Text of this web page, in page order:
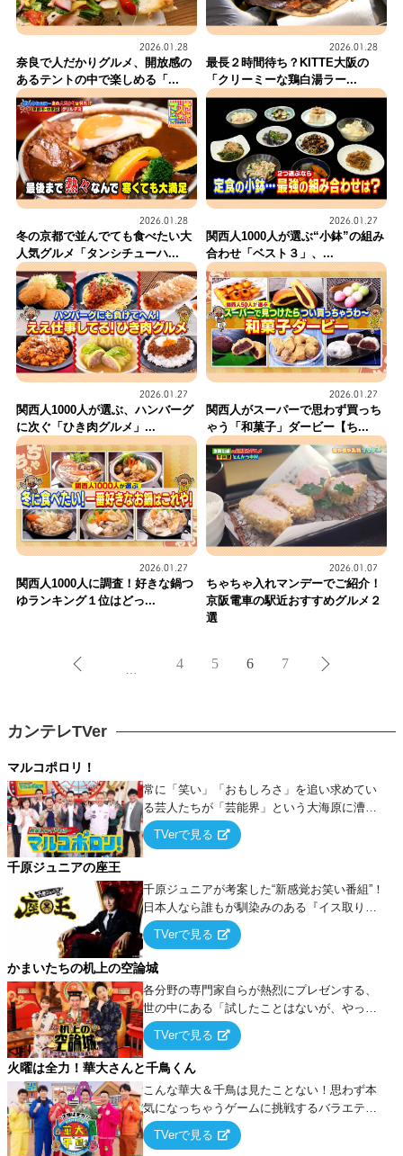
2026.01.28
奈良で人だかりグルメ、開放感の
あるテントの中で楽しめる「...
2026.01.28
最長２時間待ち？KITTE大阪の
「クリーミーな鶏白湯ラー...
2026.01.28
冬の京都で並んでても食べたい大
人気グルメ「タンシチューハ...
2026.01.27
関西人1000人が選ぶ“小鉢”の組み
合わせ「ベスト３」、...
2026.01.27
関西人1000人が選ぶ、ハンバーグ
に次ぐ「ひき肉グルメ」...
2026.01.27
関西人がスーパーで思わず買っち
ゃう「和菓子」ダービー【ち...
2026.01.27
関西人1000人に調査！好きな鍋つ
ゆランキング１位はどっ...
2026.01.07
ちゃちゃ入れマンデーでご紹介！
京阪電車の駅近おすすめグルメ２
選
4 5 6 7
カンテレTVer
マルコポロリ！
常に「笑い」「おもしろさ」を追い求めてい
る芸人たちが「芸能界」という大海原に漕ぎ
出でて、新たなオモシロ人間を発掘する！
TVerで見る
千原ジュニアの座王
千原ジュニアが考案した“新感覚お笑い番組”！
日本人なら誰もが馴染みのある『イス取りゲ
ーム』をベースに、大喜利・ギャグ・モノボ
ケ・歌…など様々なお題で芸人がショートネ
タを競い合う！
TVerで見る
かまいたちの机上の空論城
各分野の専門家自らが熱烈にプレゼンする、
世の中にある「試したことはないが、やって
みたらこうなる！…ハズ」という“机上の空
論”に若手芸人らがカラダを張って挑む！
TVerで見る
火曜は全力！華大さんと千鳥くん
こんな華大＆千鳥は見たことない！思わず本
気になっちゃうゲームに挑戦するバラエティ
ー！
TVerで見る